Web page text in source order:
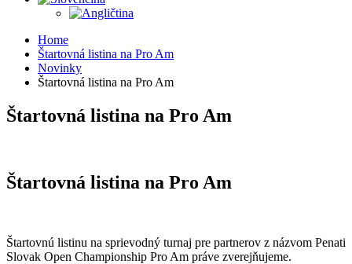
Home
Štartovná listina na Pro Am
Novinky
Štartovná listina na Pro Am
Štartovná listina na Pro Am
Štartovná listina na Pro Am
Štartovnú listinu na sprievodný turnaj pre partnerov z názvom Penati
Slovak Open Championship Pro Am práve zverejňujeme.